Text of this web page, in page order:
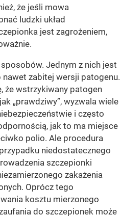
że jeśli mowa
ludzki układ
jest zagrożeniem,
Jednym z nich jest
zabitej wersji patogenu.
że wstrzykiwany patogen
„prawdziwy”, wyzwala wiele
i często
jak to ma miejsce
polio. Ale procedura
niedostatecznego
szczepionki
zakażenia
Oprócz tego
kosztu mierzonego
do szczepionek może